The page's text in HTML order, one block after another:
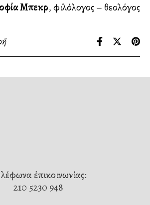
Μπεκρῆ, φιλόλογος – θεολόγος
ἐπικοινωνίας:
210 5230 948